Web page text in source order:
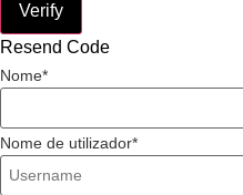
Verify
Resend Code
Nome
Nome de utilizador